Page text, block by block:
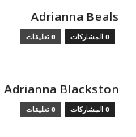
Adrianna Beals
0 المشاركات 0 تعليقات
Adrianna Blackston
0 المشاركات 0 تعليقات